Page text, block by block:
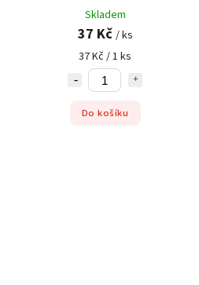
Skladem
37 Kč / ks
37 Kč / 1 ks
Do košíku